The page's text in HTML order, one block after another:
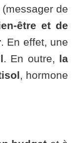
de
être et de
. En effet, une
. En outre, la
, hormone